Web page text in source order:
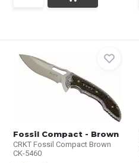
Fossil Compact - Brown
CRKT Fossil Compact Brown
CK-5460